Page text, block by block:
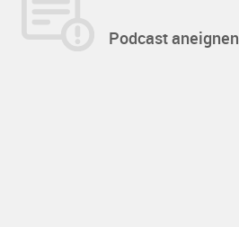
Podcast aneignen